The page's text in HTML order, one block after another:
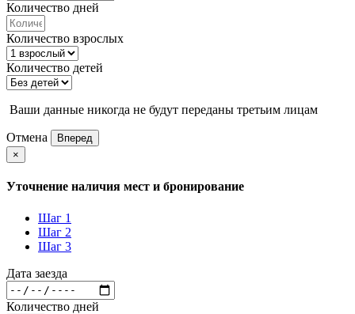
Количество дней
Количество взрослых
Количество детей
Ваши данные никогда не будут переданы третьим лицам
Отмена
Вперед
×
Уточнение наличия мест и бронирование
Шаг 1
Шаг 2
Шаг 3
Дата заезда
Количество дней